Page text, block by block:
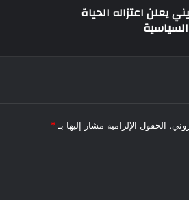
يعلن اعتزاله الحياة
السياسية
الحقول الإلزامية مشار إليها بـ *